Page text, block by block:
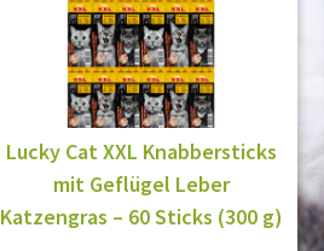
Lucky Cat XXL Knabbersticks
mit Geflügel Leber
Katzengras – 60 Sticks (300 g)